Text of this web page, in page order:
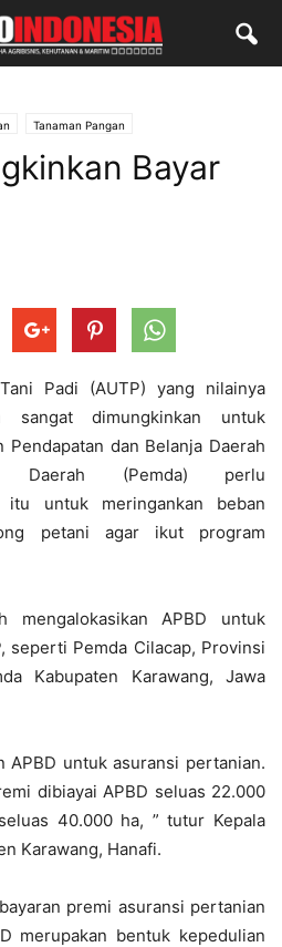
Tanaman Pangan
Bayar
Padi (AUTP) yang nilainya
sangat dimungkinkan untuk
dan Belanja Daerah
Daerah (Pemda) perlu
itu untuk meringankan beban
petani agar ikut program
mengalokasikan APBD untuk
seperti Pemda Cilacap, Provinsi
Kabupaten Karawang, Jawa
APBD untuk asuransi pertanian.
dibiayai APBD seluas 22.000
40.000 ha, ” tutur Kepala
Karawang, Hanafi.
premi asuransi pertanian
merupakan bentuk kepedulian